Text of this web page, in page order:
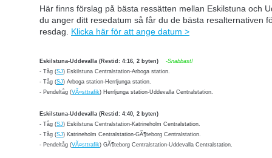
Här finns förslag på bästa ressätten mellan Eskilstuna och
du anger ditt resedatum så får du de bästa resalternativen
resdag. Klicka här för att ange datum >
Eskilstuna-Uddevalla (Restid: 4:16, 2 byten)
-Snabbast!
- Tåg (SJ) Eskilstuna Centralstation-Arboga station.
- Tåg (SJ) Arboga station-Herrljunga station.
- Pendeltåg (VÃ¤sttrafik) Herrljunga station-Uddevalla Centralstation.
Eskilstuna-Uddevalla (Restid: 4:40, 2 byten)
- Tåg (SJ) Eskilstuna Centralstation-Katrineholm Centralstation.
- Tåg (SJ) Katrineholm Centralstation-GÃ¶teborg Centralstation.
- Pendeltåg (VÃ¤sttrafik) GÃ¶teborg Centralstation-Uddevalla Centralstation.